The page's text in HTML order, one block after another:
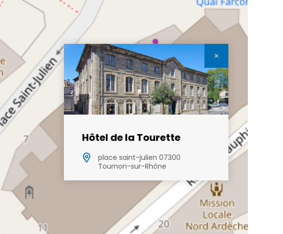
Hôtel de la Tourette
place saint-julien 07300
Tournon-sur-Rhône